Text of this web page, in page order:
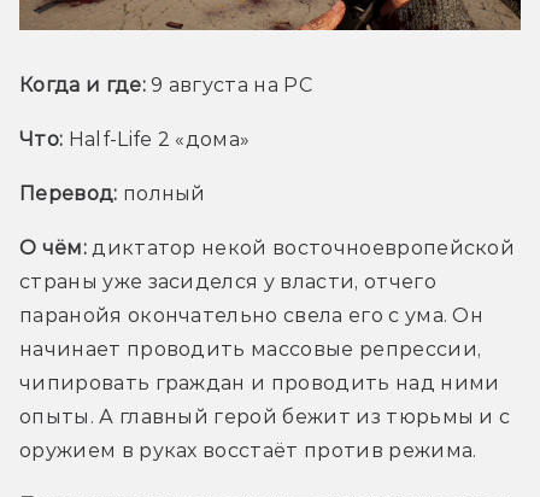
Когда и где: 9 августа на PC
Что: Half-Life 2 «дома»
Перевод: полный
О чём: диктатор некой восточноевропейской
страны уже засиделся у власти, отчего
паранойя окончательно свела его с ума. Он
начинает проводить массовые репрессии,
чипировать граждан и проводить над ними
опыты. А главный герой бежит из тюрьмы и с
оружием в руках восстаёт против режима.